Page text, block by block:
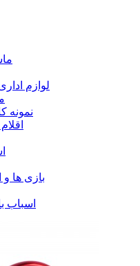
لوازم
نمونه
بازی ها و
اسباب